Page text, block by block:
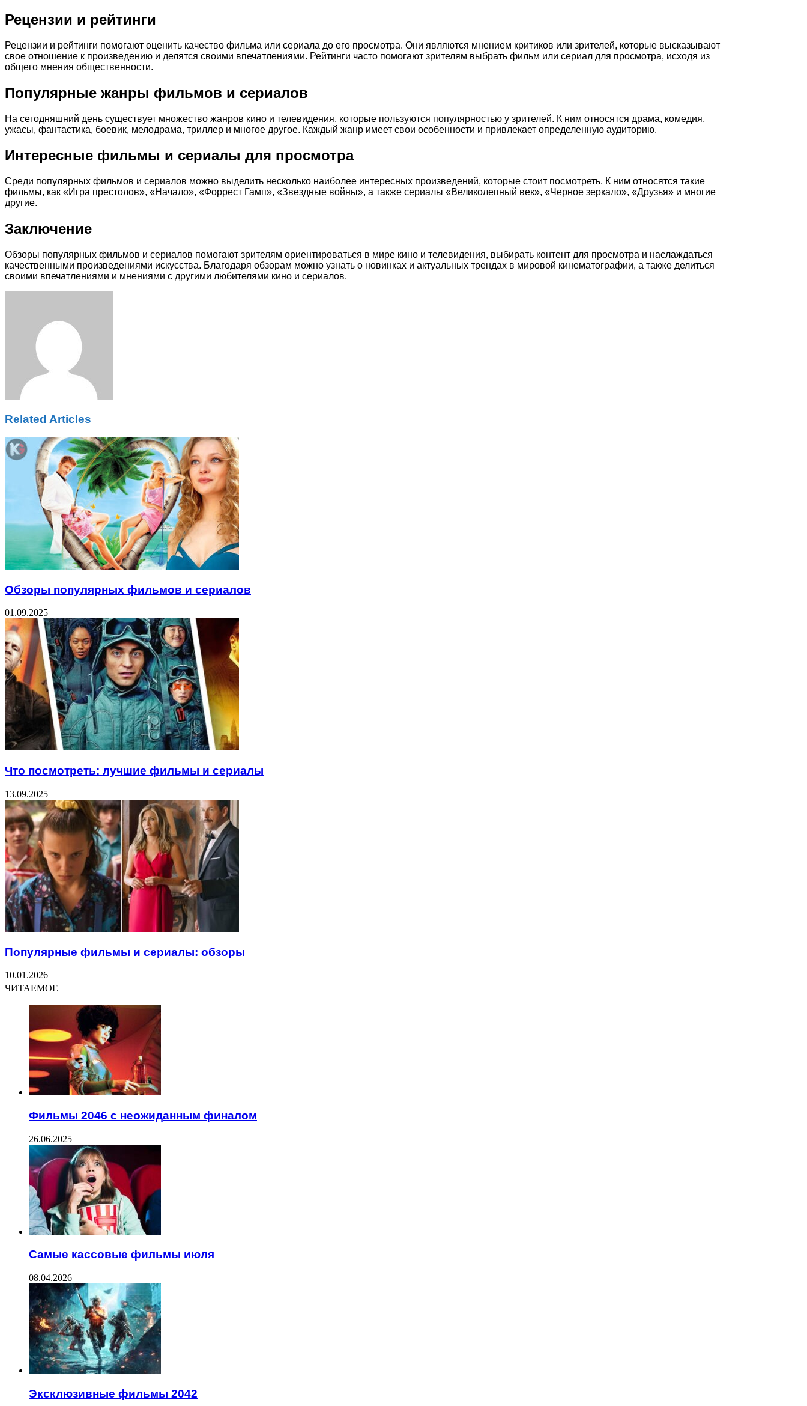
Рецензии и рейтинги
Рецензии и рейтинги помогают оценить качество фильма или сериала до его просмотра. Они являются мнением критиков или зрителей, которые высказывают
свое отношение к произведению и делятся своими впечатлениями. Рейтинги часто помогают зрителям выбрать фильм или сериал для просмотра, исходя из
общего мнения общественности.
Популярные жанры фильмов и сериалов
На сегодняшний день существует множество жанров кино и телевидения, которые пользуются популярностью у зрителей. К ним относятся драма, комедия,
ужасы, фантастика, боевик, мелодрама, триллер и многое другое. Каждый жанр имеет свои особенности и привлекает определенную аудиторию.
Интересные фильмы и сериалы для просмотра
Среди популярных фильмов и сериалов можно выделить несколько наиболее интересных произведений, которые стоит посмотреть. К ним относятся такие
фильмы, как «Игра престолов», «Начало», «Форрест Гамп», «Звездные войны», а также сериалы «Великолепный век», «Черное зеркало», «Друзья» и многие
другие.
Заключение
Обзоры популярных фильмов и сериалов помогают зрителям ориентироваться в мире кино и телевидения, выбирать контент для просмотра и наслаждаться
качественными произведениями искусства. Благодаря обзорам можно узнать о новинках и актуальных трендах в мировой кинематографии, а также делиться
своими впечатлениями и мнениями с другими любителями кино и сериалов.
Related Articles
Обзоры популярных фильмов и сериалов
01.09.2025
Что посмотреть: лучшие фильмы и сериалы
13.09.2025
Популярные фильмы и сериалы: обзоры
10.01.2026
ЧИТАЕМОЕ
Фильмы 2046 с неожиданным финалом
26.06.2025
Самые кассовые фильмы июля
08.04.2026
Эксклюзивные фильмы 2042